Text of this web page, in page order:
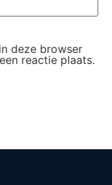
deze browser
reactie plaats.